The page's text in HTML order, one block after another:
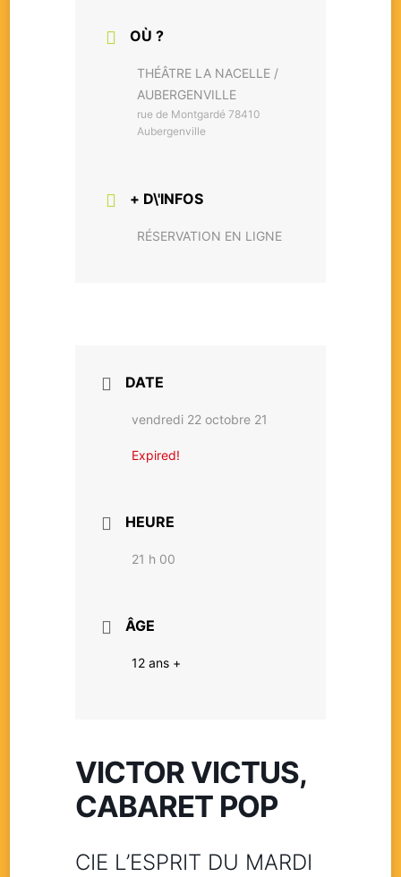
OÙ ?
THÉÂTRE LA NACELLE /
AUBERGENVILLE
rue de Montgardé 78410
Aubergenville
+ D\'INFOS
RÉSERVATION EN LIGNE
DATE
vendredi 22 octobre 21
Expired!
HEURE
21 h 00
ÂGE
12 ans +
VICTOR VICTUS,
CABARET POP
CIE L’ESPRIT DU MARDI